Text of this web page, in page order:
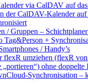
via CalDAV auf
der CalDAV-Kalender auf
/ Gruppen –
Tag&Person +
/ Handy’s
flexR umziehen (flexR
„portieren“) ohne
Synchronisation –